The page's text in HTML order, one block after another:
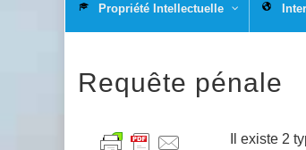
contenu
Propriété Intellectuelle
Requête pénale
Il existe 2